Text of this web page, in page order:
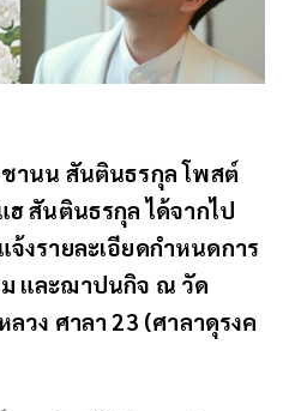
านน สันตินธรกุล โพสต์
สันตินธรกุล ได้จากไป
งรายละเอียดกำหนดการ
และฌาปนกิจ ณ วัด
วง ศาลา 23 (ศาลาดุรงค